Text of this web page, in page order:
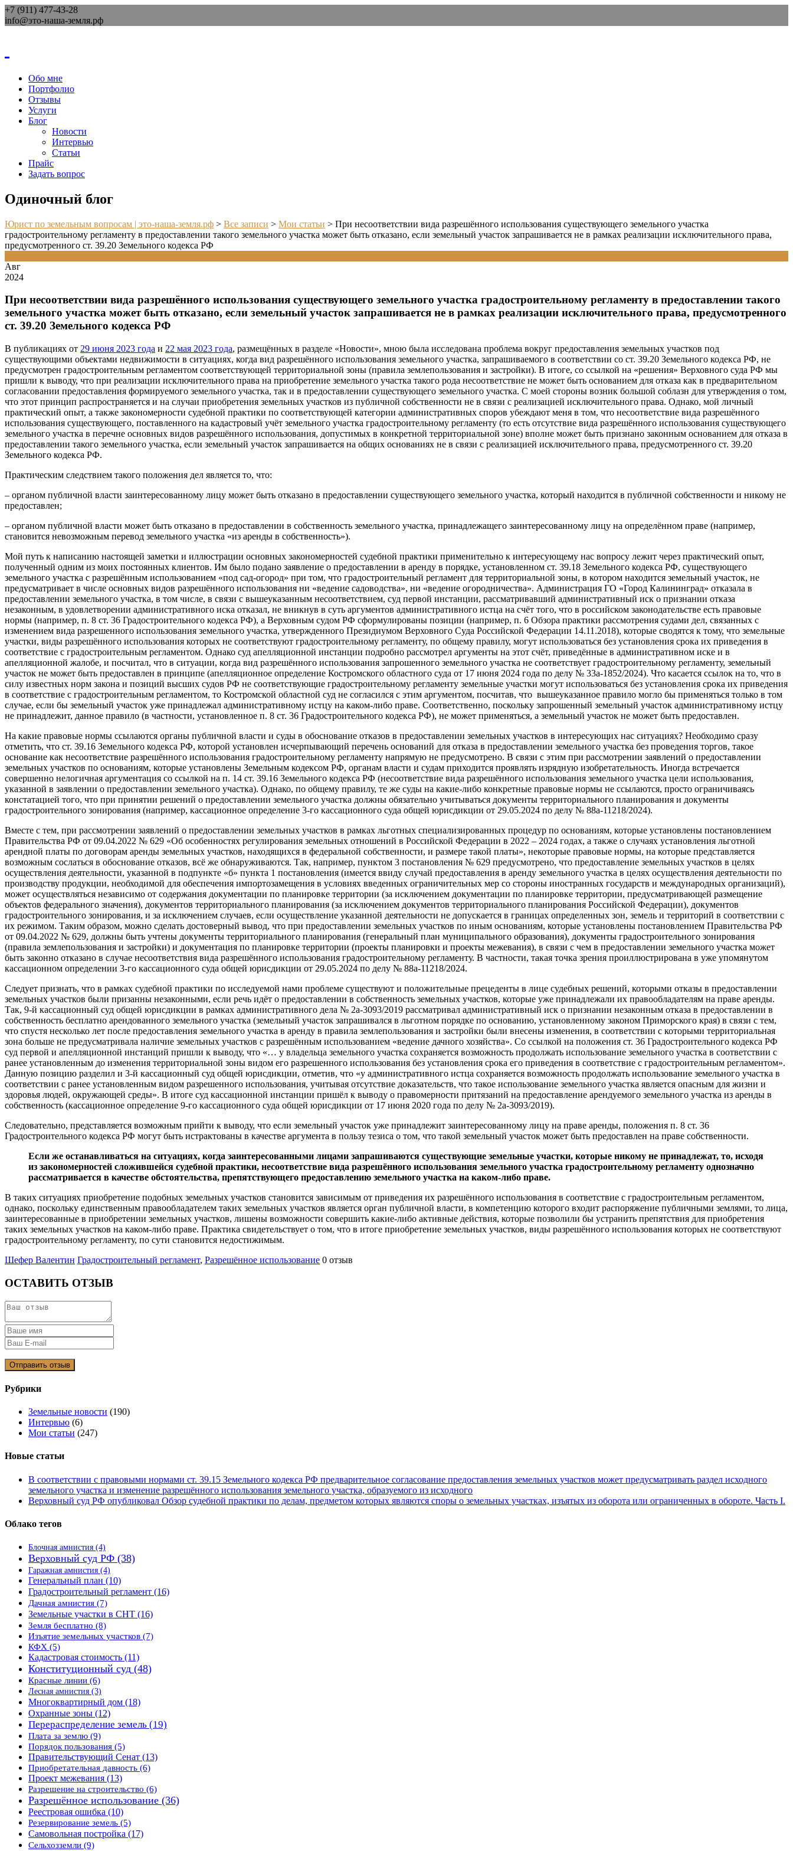
+7 (911) 477-43-28
info@это-наша-земля.рф
Обо мне
Портфолио
Отзывы
Услуги
Блог
Новости
Интервью
Статьи
Прайс
Задать вопрос
Одиночный блог
Юрист по земельным вопросам | это-наша-земля.рф > Все записи > Мои статьи > При несоответствии вида разрешённого использования существующего земельного участка
градостроительному регламенту в предоставлении такого земельного участка может быть отказано, если земельный участок запрашивается не в рамках реализации исключительного права,
предусмотренного ст. 39.20 Земельного кодекса РФ
Авг
2024
При несоответствии вида разрешённого использования существующего земельного участка градостроительному регламенту в предоставлении такого
земельного участка может быть отказано, если земельный участок запрашивается не в рамках реализации исключительного права, предусмотренного
ст. 39.20 Земельного кодекса РФ
В публикациях от 29 июня 2023 года и 22 мая 2023 года, размещённых в разделе «Новости», мною была исследована проблема вокруг предоставления земельных участков под
существующими объектами недвижимости в ситуациях, когда вид разрешённого использования земельного участка, запрашиваемого в соответствии со ст. 39.20 Земельного кодекса РФ, не
предусмотрен градостроительным регламентом соответствующей территориальной зоны (правила землепользования и застройки). В итоге, со ссылкой на «решения» Верховного суда РФ мы
пришли к выводу, что при реализации исключительного права на приобретение земельного участка такого рода несоответствие не может быть основанием для отказа как в предварительном
согласовании предоставления формируемого земельного участка, так и в предоставлении существующего земельного участка. С моей стороны возник большой соблазн для утверждения о том,
что этот принцип распространяется и на случаи приобретения земельных участков из публичной собственности не в связи с реализацией исключительного права. Однако, мой личный
практический опыт, а также закономерности судебной практики по соответствующей категории административных споров убеждают меня в том, что несоответствие вида разрешённого
использования существующего, поставленного на кадастровый учёт земельного участка градостроительному регламенту (то есть отсутствие вида разрешённого использования существующего
земельного участка в перечне основных видов разрешённого использования, допустимых в конкретной территориальной зоне) вполне может быть признано законным основанием для отказа в
предоставлении такого земельного участка, если земельный участок запрашивается на общих основаниях не в связи с реализацией исключительного права, предусмотренного ст. 39.20
Земельного кодекса РФ.
Практическим следствием такого положения дел является то, что:
– органом публичной власти заинтересованному лицу может быть отказано в предоставлении существующего земельного участка, который находится в публичной собственности и никому не
предоставлен;
– органом публичной власти может быть отказано в предоставлении в собственность земельного участка, принадлежащего заинтересованному лицу на определённом праве (например,
становится невозможным перевод земельного участка «из аренды в собственность»).
Мой путь к написанию настоящей заметки и иллюстрации основных закономерностей судебной практики применительно к интересующему нас вопросу лежит через практический опыт,
полученный одним из моих постоянных клиентов. Им было подано заявление о предоставлении в аренду в порядке, установленном ст. 39.18 Земельного кодекса РФ, существующего
земельного участка с разрешённым использованием «под сад-огород» при том, что градостроительный регламент для территориальной зоны, в котором находится земельный участок, не
предусматривает в числе основных видов разрешённого использования ни «ведение садоводства», ни «ведение огородничества». Администрация ГО «Город Калининград» отказала в
предоставлении земельного участка, в том числе, в связи с вышеуказанным несоответствием, суд первой инстанции, рассматривавший административный иск о признании отказа
незаконным, в удовлетворении административного иска отказал, не вникнув в суть аргументов административного истца на счёт того, что в российском законодательстве есть правовые
нормы (например, п. 8 ст. 36 Градостроительного кодекса РФ), а Верховным судом РФ сформулированы позиции (например, п. 6 Обзора практики рассмотрения судами дел, связанных с
изменением вида разрешенного использования земельного участка, утвержденного Президиумом Верховного Суда Российской Федерации 14.11.2018), которые сводятся к тому, что земельные
участки, виды разрешённого использования которых не соответствуют градостроительному регламенту, по общему правилу, могут использоваться без установления срока их приведения в
соответствие с градостроительным регламентом. Однако суд апелляционной инстанции подробно рассмотрел аргументы на этот счёт, приведённые в административном иске и в
апелляционной жалобе, и посчитал, что в ситуации, когда вид разрешённого использования запрошенного земельного участка не соответствует градостроительному регламенту, земельный
участок не может быть предоставлен в принципе (апелляционное определение Костромского областного суда от 17 июня 2024 года по делу № 33а-1852/2024). Что касается ссылок на то, что в
силу известных норм закона и позиций высших судов РФ не соответствующие градостроительному регламенту земельные участки могут использоваться без установления срока их приведения
в соответствие с градостроительным регламентом, то Костромской областной суд не согласился с этим аргументом, посчитав, что вышеуказанное правило могло бы применяться только в том
случае, если бы земельный участок уже принадлежал административному истцу на каком-либо праве. Соответственно, поскольку запрошенный земельный участок административному истцу
не принадлежит, данное правило (в частности, установленное п. 8 ст. 36 Градостроительного кодекса РФ), не может применяться, а земельный участок не может быть предоставлен.
На какие правовые нормы ссылаются органы публичной власти и суды в обоснование отказов в предоставлении земельных участков в интересующих нас ситуациях? Необходимо сразу
отметить, что ст. 39.16 Земельного кодекса РФ, которой установлен исчерпывающий перечень оснований для отказа в предоставлении земельного участка без проведения торгов, такое
основание как несоответствие разрешённого использования градостроительному регламенту напрямую не предусмотрено. В связи с этим при рассмотрении заявлений о предоставлении
земельных участков по основаниям, которые установлены Земельным кодексом РФ, органам власти и судам приходится проявлять изрядную изобретательность. Иногда встречается
совершенно нелогичная аргументация со ссылкой на п. 14 ст. 39.16 Земельного кодекса РФ (несоответствие вида разрешённого использования земельного участка цели использования,
указанной в заявлении о предоставлении земельного участка). Однако, по общему правилу, те же суды на какие-либо конкретные правовые нормы не ссылаются, просто ограничиваясь
констатацией того, что при принятии решений о предоставлении земельного участка должны обязательно учитываться документы территориального планирования и документы
градостроительного зонирования (например, кассационное определение 3-го кассационного суда общей юрисдикции от 29.05.2024 по делу № 88а-11218/2024).
Вместе с тем, при рассмотрении заявлений о предоставлении земельных участков в рамках льготных специализированных процедур по основаниям, которые установлены постановлением
Правительства РФ от 09.04.2022 № 629 «Об особенностях регулирования земельных отношений в Российской Федерации в 2022 – 2024 годах, а также о случаях установления льготной
арендной платы по договорам аренды земельных участков, находящихся в федеральной собственности, и размере такой платы», некоторые правовые нормы, на которые представляется
возможным сослаться в обоснование отказов, всё же обнаруживаются. Так, например, пунктом 3 постановления № 629 предусмотрено, что предоставление земельных участков в целях
осуществления деятельности, указанной в подпункте «б» пункта 1 постановления (имеется ввиду случай предоставления в аренду земельного участка в целях осуществления деятельности по
производству продукции, необходимой для обеспечения импортозамещения в условиях введенных ограничительных мер со стороны иностранных государств и международных организаций),
может осуществляться независимо от содержания документации по планировке территории (за исключением документации по планировке территории, предусматривающей размещение
объектов федерального значения), документов территориального планирования (за исключением документов территориального планирования Российской Федерации), документов
градостроительного зонирования, и за исключением случаев, если осуществление указанной деятельности не допускается в границах определенных зон, земель и территорий в соответствии с
их режимом. Таким образом, можно сделать достоверный вывод, что при предоставлении земельных участков по иным основаниям, которые установлены постановлением Правительства РФ
от 09.04.2022 № 629, должны быть учтены документы территориального планирования (генеральный план муниципального образования), документы градостроительного зонирования
(правила землепользования и застройки) и документация по планировке территории (проекты планировки и проекты межевания), в связи с чем в предоставлении земельного участка может
быть законно отказано в случае несоответствия вида разрешённого использования градостроительному регламенту. В частности, такая точка зрения проиллюстрирована в уже упомянутом
кассационном определении 3-го кассационного суда общей юрисдикции от 29.05.2024 по делу № 88а-11218/2024.
Следует признать, что в рамках судебной практики по исследуемой нами проблеме существуют и положительные прецеденты в лице судебных решений, которыми отказы в предоставлении
земельных участков были призанны незаконными, если речь идёт о предоставлении в собственность земельных участков, которые уже принадлежали их правообладателям на праве аренды.
Так, 9-й кассационный суд общей юрисдикции в рамках административного дела № 2а-3093/2019 рассматривал административный иск о признании незаконным отказа в предоставлении в
собственность бесплатно арендованного земельного участка (земельный участок запрашивался в льготном порядке по основанию, установленному законом Приморского края) в связи с тем,
что спустя несколько лет после предоставления земельного участка в аренду в правила землепользования и застройки были внесены изменения, в соответствии с которыми территориальная
зона больше не предусматривала наличие земельных участков с разрешённым использованием «ведение дачного хозяйства». Со ссылкой на положения ст. 36 Градостроительного кодекса РФ
суд первой и апелляционной инстанций пришли к выводу, что «… у владельца земельного участка сохраняется возможность продолжать использование земельного участка в соответствии с
ранее установленным до изменения территориальной зоны видом его разрешенного использования без установления срока его приведения в соответствие с градостроительным регламентом».
Данную позицию разделил и 3-й кассационный суд общей юрисдикции, отметив, что «у административного истца сохраняется возможность продолжать использование земельного участка в
соответствии с ранее установленным видом разрешенного использования, учитывая отсутствие доказательств, что такое использование земельного участка является опасным для жизни и
здоровья людей, окружающей среды». В итоге суд кассационной инстанции пришёл к выводу о правомерности притязаний на предоставление арендуемого земельного участка из аренды в
собственность (кассационное определение 9-го кассационного суда общей юрисдикции от 17 июня 2020 года по делу № 2а-3093/2019).
Следовательно, представляется возможным прийти к выводу, что если земельный участок уже принадлежит заинтересованному лицу на праве аренды, положения п. 8 ст. 36
Градостроительного кодекса РФ могут быть истрактованы в качестве аргумента в пользу тезиса о том, что такой земельный участок может быть предоставлен на праве собственности.
Если же останавливаться на ситуациях, когда заинтересованными лицами запрашиваются существующие земельные участки, которые никому не принадлежат, то, исходя
из закономерностей сложившейся судебной практики, несоответствие вида разрешённого использования земельного участка градостроительному регламенту однозначно
рассматривается в качестве обстоятельства, препятствующего предоставлению земельного участка на каком-либо праве.
В таких ситуациях приобретение подобных земельных участков становится зависимым от приведения их разрешённого использования в соответствие с градостроительным регламентом,
однако, поскольку единственным правообладателем таких земельных участков является орган публичной власти, в компетенцию которого входит распоряжение публичными землями, то лица,
заинтересованные в приобретении земельных участков, лишены возможности совершить какие-либо активные действия, которые позволили бы устранить препятствия для приобретения
таких земельных участков на каком-либо праве. Практика свидетельствует о том, что в итоге приобретение земельных участков, виды разрешённого использования которых не соответствуют
градостроительному регламенту, по сути становится недостижимым.
Шефер Валентин Градостроительный регламент, Разрешённое использование 0 отзыв
ОСТАВИТЬ ОТЗЫВ
Рубрики
Земельные новости (190)
Интервью (6)
Мои статьи (247)
Новые статьи
В соответствии с правовыми нормами ст. 39.15 Земельного кодекса РФ предварительное согласование предоставления земельных участков может предусматривать раздел исходного
земельного участка и изменение разрешённого использования земельного участка, образуемого из исходного
Верховный суд РФ опубликовал Обзор судебной практики по делам, предметом которых являются споры о земельных участках, изъятых из оборота или ограниченных в обороте. Часть I.
Облако тегов
Блочная амнистия (4)
Верховный суд РФ (38)
Гаражная амнистия (4)
Генеральный план (10)
Градостроительный регламент (16)
Дачная амнистия (7)
Земельные участки в СНТ (16)
Земля бесплатно (8)
Изъятие земельных участков (7)
КФХ (5)
Кадастровая стоимость (11)
Конституционный суд (48)
Красные линии (6)
Лесная амнистия (3)
Многоквартирный дом (18)
Охранные зоны (12)
Перераспределение земель (19)
Плата за землю (9)
Порядок пользования (5)
Правительствующий Сенат (13)
Приобретательная давность (6)
Проект межевания (13)
Разрешение на строительство (6)
Разрешённое использование (36)
Реестровая ошибка (10)
Резервирование земель (5)
Самовольная постройка (17)
Сельхозземли (9)